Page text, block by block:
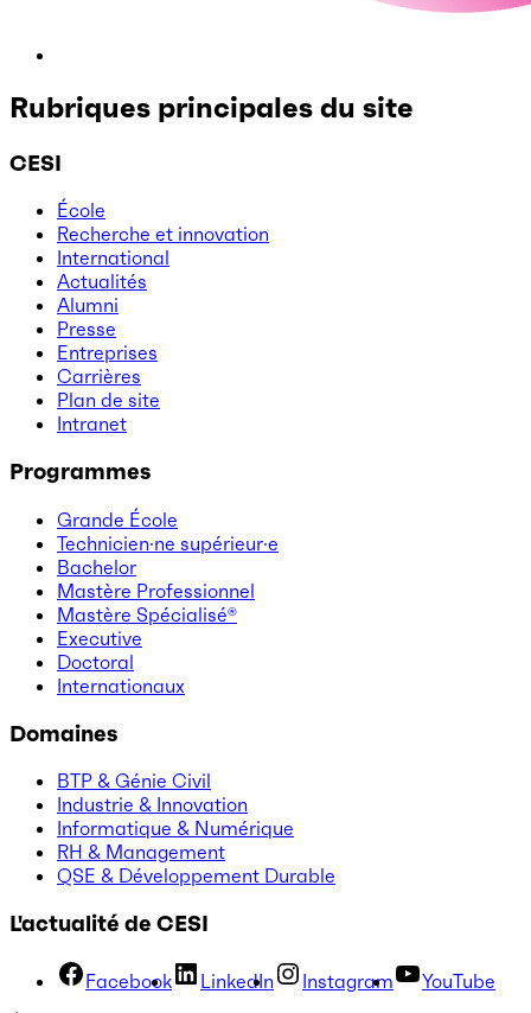
Rubriques principales du site
CESI
École
Recherche et innovation
International
Actualités
Alumni
Presse
Entreprises
Carrières
Plan de site
Intranet
Programmes
Grande École
Technicien·ne supérieur·e
Bachelor
Mastère Professionnel
Mastère Spécialisé®
Executive
Doctoral
Internationaux
Domaines
BTP & Génie Civil
Industrie & Innovation
Informatique & Numérique
RH & Management
QSE & Développement Durable
L'actualité de CESI
Facebook LinkedIn Instagram
YouTube